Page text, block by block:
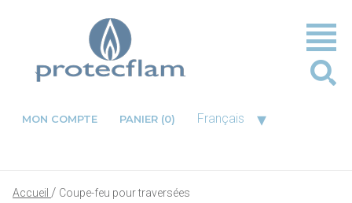
MON COMPTE PANIER (0) Français ▾
Accueil Coupe-feu pour traversées